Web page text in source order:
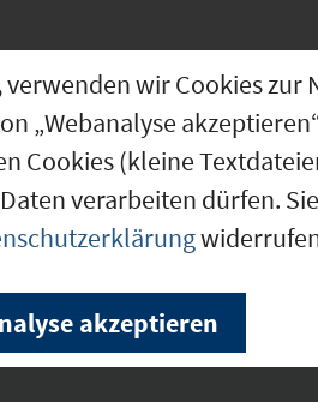
wir Cookies zur
„Webanalyse
Cookies (kleine
verarbeiten dürfen.
akzeptieren